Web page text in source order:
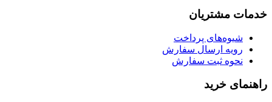
خدمات مشتریان
شیوه‌های پرداخت
رویه ارسال سفارش
نحوه ثبت سفارش
راهنمای خرید